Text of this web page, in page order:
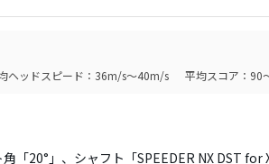
フックフェースだけど、プラスはスト
ヘッドスピード：36m/s～40m/s 平均スコア：90
「20°」、シャフト「SPEEDER NX DST for